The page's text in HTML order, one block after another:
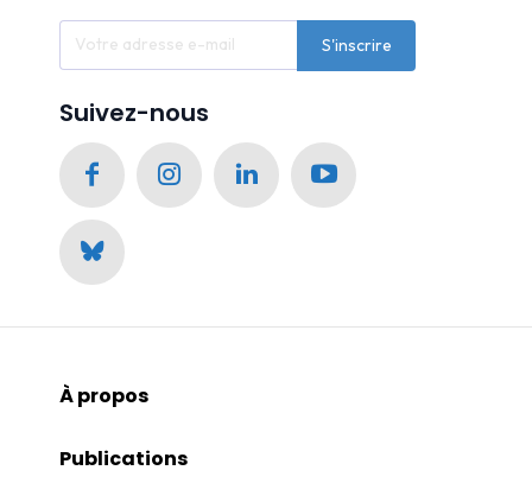
S'inscrire
Suivez-nous
À propos
Publications